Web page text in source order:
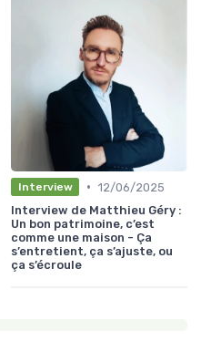
Interview • 12/06/2025
Interview de Matthieu Géry :
Un bon patrimoine, c’est
comme une maison - Ça
s’entretient, ça s’ajuste, ou
ça s’écroule